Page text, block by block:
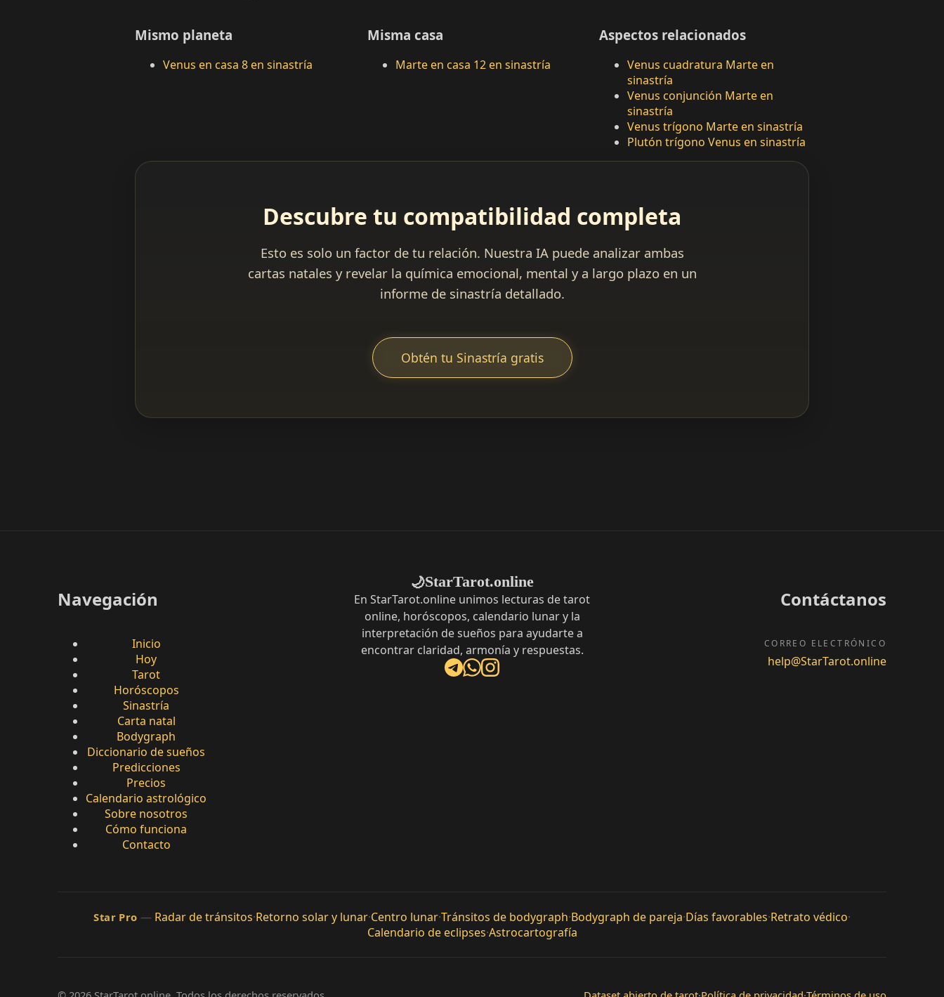
Mismo planeta
Venus en casa 8 en sinastría
Misma casa
Marte en casa 12 en sinastría
Aspectos relacionados
Venus cuadratura Marte en
sinastría
Venus conjunción Marte en
sinastría
Venus trígono Marte en sinastría
Plutón trígono Venus en sinastría
Descubre tu compatibilidad completa
Esto es solo un factor de tu relación. Nuestra IA puede analizar ambas
cartas natales y revelar la química emocional, mental y a largo plazo en un
informe de sinastría detallado.
Obtén tu Sinastría gratis
Navegación
Inicio
Hoy
Tarot
Horóscopos
Sinastría
Carta natal
Bodygraph
Diccionario de sueños
Predicciones
Precios
Calendario astrológico
Sobre nosotros
Cómo funciona
Contacto
🌙StarTarot.online
En StarTarot.online unimos lecturas de tarot
online, horóscopos, calendario lunar y la
interpretación de sueños para ayudarte a
encontrar claridad, armonía y respuestas.
Contáctanos
CORREO ELECTRÓNICO
help@StarTarot.online
Star Pro — Radar de tránsitos·Retorno solar y lunar·Centro lunar·Tránsitos de bodygraph·Bodygraph de pareja·Días favorables·Retrato védico·
Calendario de eclipses·Astrocartografía